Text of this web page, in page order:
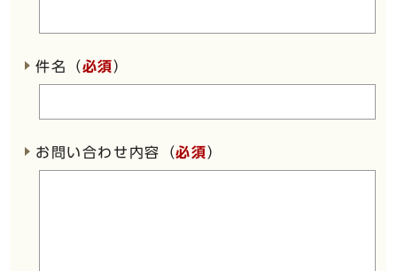
件名（必須）
お問い合わせ内容（必須）